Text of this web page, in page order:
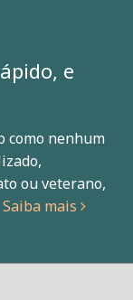
e
como nenhum
ou veterano,
Saiba mais